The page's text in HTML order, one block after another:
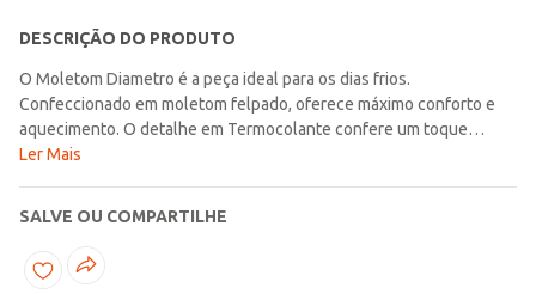
DESCRIÇÃO DO PRODUTO
O Moletom Diametro é a peça ideal para os dias frios.
Confeccionado em moletom felpado, oferece máximo conforto e
aquecimento. O detalhe em Termocolante confere um toque
moderno e exclusivo. Possui Abertura em Zíper para praticidade no
funcionalidade e estilo para o seu guarda-roupa.
Ler Mais
SALVE OU COMPARTILHE